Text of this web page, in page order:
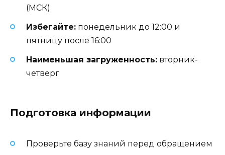
(МСК)
Избегайте: понедельник до 12:00 и
пятницу после 16:00
Наименьшая загруженность: вторник-
четверг
Подготовка информации
Проверьте базу знаний перед обращением